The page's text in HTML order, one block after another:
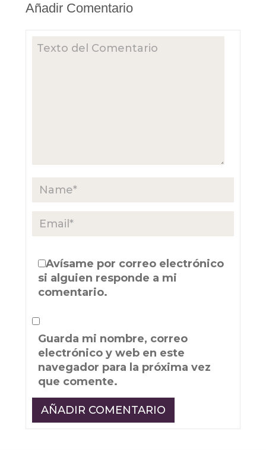
Añadir Comentario
Avísame por correo electrónico
si alguien responde a mi
comentario.
Guarda mi nombre, correo
electrónico y web en este
navegador para la próxima vez
que comente.